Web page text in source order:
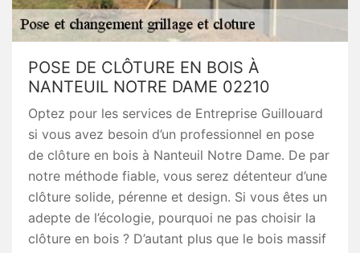
POSE DE CLÔTURE EN BOIS À
NANTEUIL NOTRE DAME 02210
Optez pour les services de Entreprise Guillouard
si vous avez besoin d’un professionnel en pose
de clôture en bois à Nanteuil Notre Dame. De par
notre méthode fiable, vous serez détenteur d’une
clôture solide, pérenne et design. Si vous êtes un
adepte de l’écologie, pourquoi ne pas choisir la
clôture en bois ? D’autant plus que le bois massif